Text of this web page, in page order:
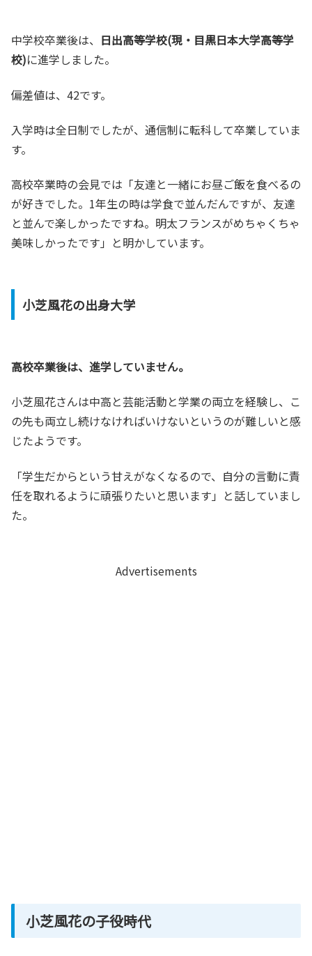
中学校卒業後は、 日出高等学校(現・目黒日本大学高等学
校)に進学しました。
偏差値は、42です。
入学時は全日制でしたが、通信制に転科して卒業していま
す。
高校卒業時の会見では「友達と一緒にお昼ご飯を食べるの
が好きでした。1年生の時は学食で並んだんですが、友達
と並んで楽しかったですね。明太フランスがめちゃくちゃ
美味しかったです」と明かしています。
小芝風花の出身大学
高校卒業後は、進学していません。
小芝風花さんは中高と芸能活動と学業の両立を経験し、こ
の先も両立し続けなければいけないというのが難しいと感
じたようです。
「学生だからという甘えがなくなるので、自分の言動に責
任を取れるように頑張りたいと思います」と話していまし
た。
Advertisements
小芝風花の子役時代